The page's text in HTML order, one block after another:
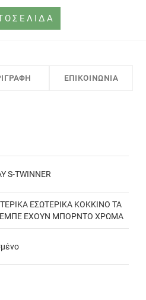
ΕΠΙΚΟΙΝΩΝΙΑ
S-TWINNER
ΕΣΩΤΕΡΙΚΑ ΚΟΚΚΙΝΟ ΤΑ
ΕΧΟΥΝ ΜΠΟΡΝΤΟ ΧΡΩΜΑ